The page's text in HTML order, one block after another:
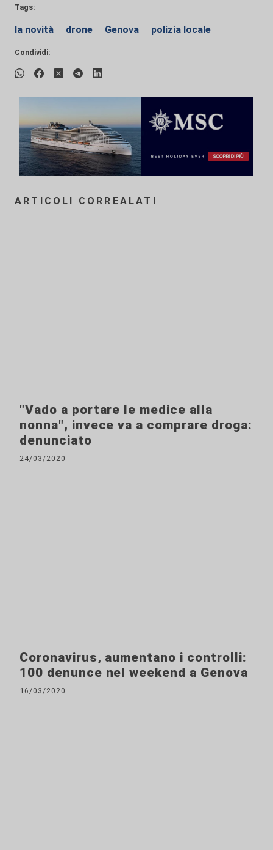
Tags:
la novità drone Genova polizia locale
Condividi:
ARTICOLI CORREALATI
"Vado a portare le medice alla
nonna", invece va a comprare droga:
denunciato
24/03/2020
Coronavirus, aumentano i controlli:
100 denunce nel weekend a Genova
16/03/2020